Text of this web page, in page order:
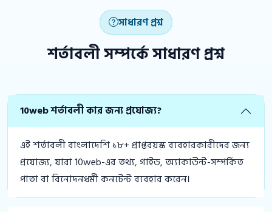
সাধারণ প্রশ্ন
শর্তাবলী সম্পর্কে সাধারণ প্রশ্ন
10web শর্তাবলী কার জন্য প্রযোজ্য?
এই শর্তাবলী বাংলাদেশি ১৮+ প্রাপ্তবয়স্ক ব্যবহারকারীদের জন্য
প্রযোজ্য, যারা 10web-এর তথ্য, গাইড, অ্যাকাউন্ট-সম্পর্কিত
পাতা বা বিনোদনধর্মী কনটেন্ট ব্যবহার করেন।